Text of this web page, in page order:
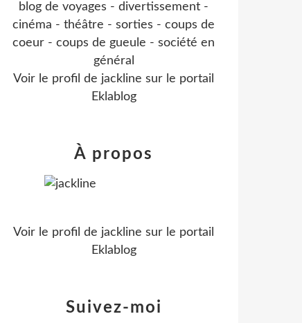
blog de voyages - divertissement -
cinéma - théâtre - sorties - coups de
coeur - coups de gueule - société en
général
Voir le profil de jackline sur le portail
Eklablog
Suivez-moi
À propos
Voir le profil de jackline sur le portail
Eklablog